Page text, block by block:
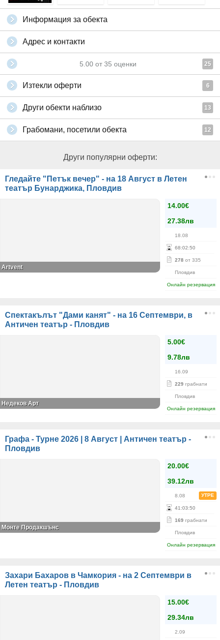
Информация за обекта
Адрес и контакти
5.00 от 35 оценки 25
Изтекли оферти 6
Други обекти наблизо 13
Грабомани, посетили обекта 12
Други популярни оферти:
Гледайте "Петък вечер" - на 18 Август в Летен
театър Бунарджика, Пловдив
14.00€
27.38лв
18.08
68:02:50
278 от 335
Пловдив
Онлайн резервация
Аrtvent
Спектакълът "Дами канят" - на 16 Септември, в
Античен театър - Пловдив
5.00€
9.78лв
16.09
229 грабнати
Пловдив
Онлайн резервация
Недеков Арт
Графа - Турне 2026 | 8 Август | Античен театър -
Пловдив
20.00€
39.12лв
8.08 УТРЕ
41 :03:50
169 грабнати
Пловдив
Онлайн резервация
Монте Продакшънс
Захари Бахаров в Чамкория - на 2 Септември в
Летен театър - Пловдив
15.00€
29.34лв
2.09